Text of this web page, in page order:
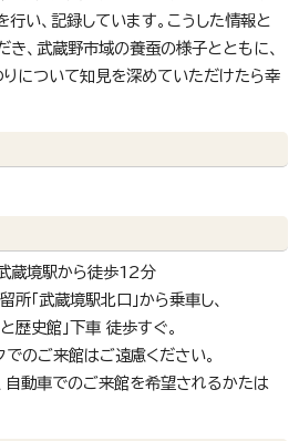
い、記録しています。こうした情報と
、武蔵野市域の養蚕の様子とともに、
りについて知見を深めていただけたら幸
蔵境駅から徒歩12分
「武蔵境駅北口」から乗車し、
歴史館」下車 徒歩すぐ。
でのご来館はご遠慮ください。
自動車でのご来館を希望されるかたは